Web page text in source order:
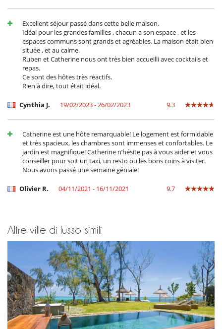
Excellent séjour passé dans cette belle maison.
Idéal pour les grandes familles , chacun a son espace , et les
espaces communs sont grands et agréables. La maison était bien
située , et au calme.
Ruben et Catherine nous ont très bien accueilli avec cocktails et
repas.
Ce sont des hôtes très réactifs.
Rien à dire, tout était idéal.
Cynthia J. 19/02/2023 - 26/02/2023 9.3
Catherine est une hôte remarquable! Le logement est formidable
et très spacieux, les chambres sont immenses et confortables. Le
jardin est magnifique! Catherine n’hésite pas à vous aider et vous
conseiller pour soit un taxi, un resto ou les bons coins à visiter.
Nous avons passé une semaine géniale!
Olivier R. 04/11/2021 - 16/11/2021 9.7
Altre ville di lusso simili